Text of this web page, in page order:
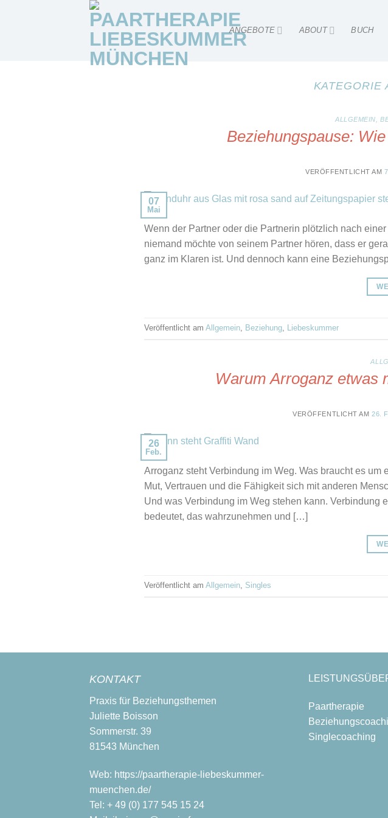
ANGEBOTE ABOUT BUCH
KATEGORIE
ALLGEMEIN ,
Beziehungspause:
VERÖFFENTLICHT AM
07
Mai
Wenn der Partner oder die Partnerin plötzlich nach
niemand möchte von seinem Partner hören, dass er
ganz im Klaren ist. Und dennoch kann eine
Veröffentlicht am Allgemein, Beziehung, Liebeskummer
Warum Arroganz etwas
VERÖFFENTLICHT AM26.
26
Feb.
Arroganz steht Verbindung im Weg. Was braucht es
Mut, Vertrauen und die Fähigkeit sich mit anderen
Und was Verbindung im Weg stehen kann. Verbindung
bedeutet, das wahrzunehmen und […]
Veröffentlicht am Allgemein, Singles
KONTAKT
Praxis für Beziehungsthemen
Juliette Boisson
Sommerstr. 39
81543 München
Web: https://paartherapie-liebeskummer-
muenchen.de/
Tel: + 49 (0) 177 545 15 24
Paartherapie
Singlecoaching